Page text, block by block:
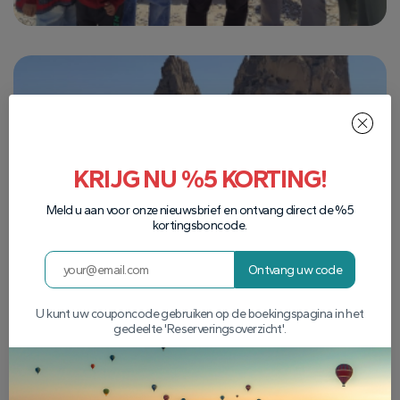
KRIJG NU %5 KORTING!
Meld u aan voor onze nieuwsbrief en ontvang direct de %5
kortingsboncode.
Ontvang uw code
U kunt uw couponcode gebruiken op de boekingspagina in het
gedeelte 'Reserveringsoverzicht'.